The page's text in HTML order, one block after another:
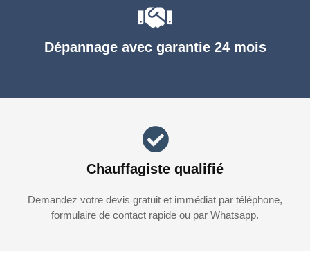
Dépannage avec garantie 24 mois
Chauffagiste qualifié
Demandez votre devis gratuit et immédiat par téléphone,
formulaire de contact rapide ou par Whatsapp.